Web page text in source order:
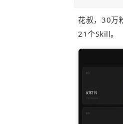
花叔，30万
21个Skill。